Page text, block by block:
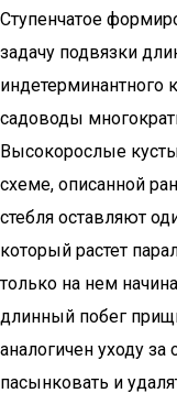
Ступенчатое
задачу подвязки
индетерминантного
садоводы
Высокорослые
схеме, описанной
стебля оставляют
который растет
только на нем
длинный побег
аналогичен уходу
пасынковать и